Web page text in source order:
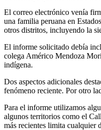
El correo electrónico venía
una familia peruana en
otros distritos, incluyendo la
El informe solicitado debía
colega Américo Mendoza
indígena.
Dos aspectos adicionales
fenómeno reciente. Por otro
Para el informe utilizamos
algunos territorios como el
más recientes limita cualquier